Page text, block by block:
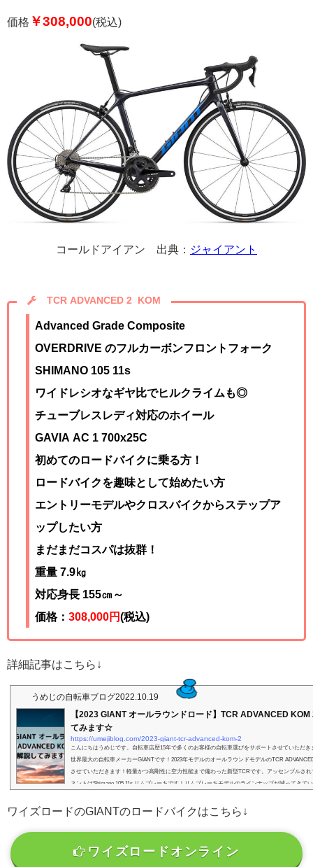
価格 ￥308,000(税込)
コールドアイアン 出典： ジャイアント
TCR ADVANCED 2 KOM
Advanced Grade Composite
OVERDRIVE のフルカーボンフロントフォーク
SHIMANO 105 11s
ワイドレシオなギヤ比でヒルクライムも◎
チューブレスレディ対応のホイール
GAVIA AC 1 700x25C
初めてのロードバイクに乗る方！
ロードバイクを趣味として始めたい方
エントリーモデルやクロスバイクからステップア
ップしたい方
まだまだコスパは抜群！
重量 7.9㎏
対応身長 155㎝～
価格： 308,000円(税込)
詳細記事はこちら↓
うめじの自転車ブログ2022.10.19
【2023 GIANT オールラウンドロード】TCR ADVANCED KOM
てみます☆
https://umejiblog.com/2023-giant-tcr-advanced-kom-2
こんにちはうめじです。自転車店歴15年で多くのお客様の自転車選びをサポートさせていただき
世界最大の自転車メーカーGIANTです！2023年モデルのオールラウンドモデルのTCR
させていただきます！軽量かつ高剛性に空力性能まで備わった新型TCRです。アッセンブルさ
ネントはShimano 105 11s リムブレーキです！リムブレーキモデルのラインナップが減ってきて
ワイズロードのGIANTのロードバイクはこちら↓
ワイズロードオンライン